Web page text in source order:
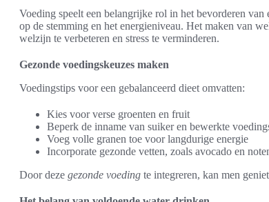
Voeding speelt een belangrijke rol in het bevorderen
op de stemming en het energieniveau. Het maken van
welzijn te verbeteren en stress te verminderen.
Gezonde voedingskeuzes maken
Voedingstips voor een gebalanceerd dieet omvatten:
Kies voor verse groenten en fruit
Beperk de inname van suiker en bewerkte
Voeg volle granen toe voor langdurige energie
Incorporate gezonde vetten, zoals avocado en
Door deze gezonde voeding te integreren, kan men